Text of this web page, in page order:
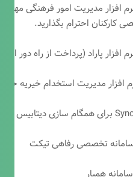
افزار مدیریت امور فرهنگی
کارکنان احترام بگذارید.